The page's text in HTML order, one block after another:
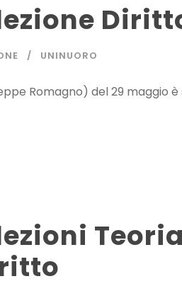
UNINUORO
Romagno) del 29 maggio
Teoria